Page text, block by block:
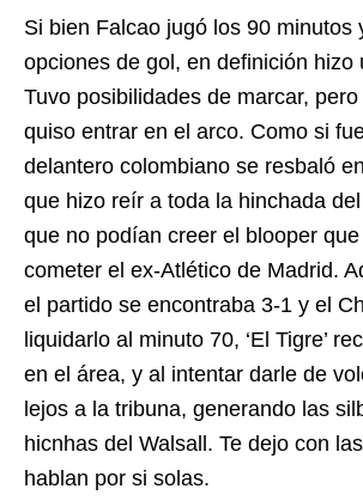
Si bien Falcao jugó los 90 minutos
opciones de gol, en definición hizo
Tuvo posibilidades de marcar,
quiso entrar en el arco. Como si
delantero colombiano se resbaló
que hizo reír a toda la hinchada
que no podían creer el blooper
cometer el ex-Atlético de Madrid.
el partido se encontraba 3-1 y el
liquidarlo al minuto 70, ‘El Tigre’
en el área, y al intentar darle de
lejos a la tribuna, generando las
hicnhas del Walsall. Te dejo con
hablan por si solas.